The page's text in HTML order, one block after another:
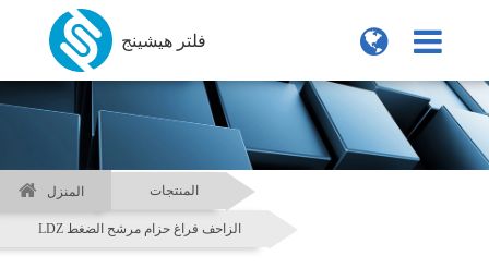
فلتر هيشينج
المنزل المنتجات
LDZ الزاحف فراغ حزام مرشح الضغط